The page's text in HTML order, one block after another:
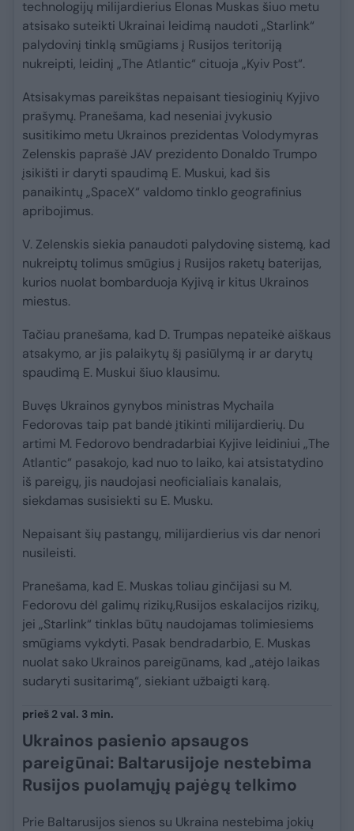
technologijų milijardierius Elonas Muskas šiuo metu
atsisako suteikti Ukrainai leidimą naudoti „Starlink“
palydovinį tinklą smūgiams į Rusijos teritoriją
nukreipti, leidinį „The Atlantic“ cituoja „Kyiv Post“.
Atsisakymas pareikštas nepaisant tiesioginių Kyjivo
prašymų. Pranešama, kad neseniai įvykusio
susitikimo metu Ukrainos prezidentas Volodymyras
Zelenskis paprašė JAV prezidento Donaldo Trumpo
įsikišti ir daryti spaudimą E. Muskui, kad šis
panaikintų „SpaceX“ valdomo tinklo geografinius
apribojimus.
V. Zelenskis siekia panaudoti palydovinę sistemą, kad
nukreiptų tolimus smūgius į Rusijos raketų baterijas,
kurios nuolat bombarduoja Kyjivą ir kitus Ukrainos
miestus.
Tačiau pranešama, kad D. Trumpas nepateikė aiškaus
atsakymo, ar jis palaikytų šį pasiūlymą ir ar darytų
spaudimą E. Muskui šiuo klausimu.
Buvęs Ukrainos gynybos ministras Mychaila
Fedorovas taip pat bandė įtikinti milijardierių. Du
artimi M. Fedorovo bendradarbiai Kyjive leidiniui „The
Atlantic“ pasakojo, kad nuo to laiko, kai atsistatydino
iš pareigų, jis naudojasi neoficialiais kanalais,
siekdamas susisiekti su E. Musku.
Nepaisant šių pastangų, milijardierius vis dar nenori
nusileisti.
Pranešama, kad E. Muskas toliau ginčijasi su M.
Fedorovu dėl galimų rizikų,Rusijos eskalacijos rizikų,
jei „Starlink“ tinklas būtų naudojamas tolimiesiems
smūgiams vykdyti. Pasak bendradarbio, E. Muskas
nuolat sako Ukrainos pareigūnams, kad „atėjo laikas
sudaryti susitarimą“, siekiant užbaigti karą.
prieš 2 val. 3 min.
Ukrainos pasienio apsaugos
pareigūnai: Baltarusijoje nestebima
Rusijos puolamųjų pajėgų telkimo
Prie Baltarusijos sienos su Ukraina nestebima jokių